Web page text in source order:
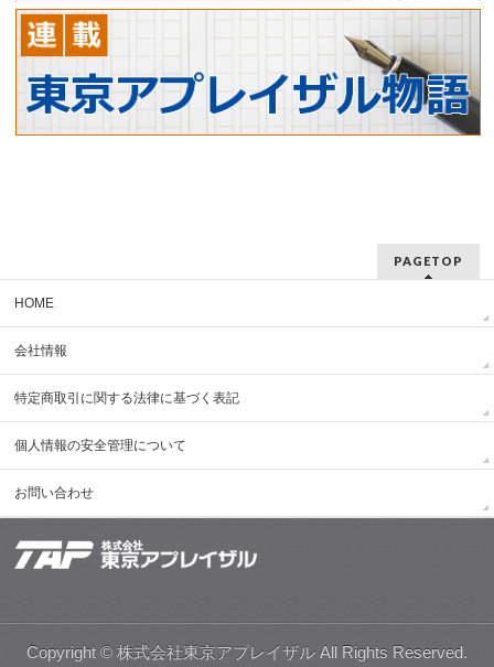
PAGETOP
HOME
会社情報
特定商取引に関する法律に基づく表記
個人情報の安全管理について
お問い合わせ
Copyright © 株式会社東京アプレイザル All Rights Reserved.